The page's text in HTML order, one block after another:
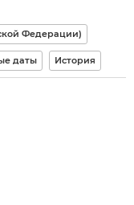
Федерации)
даты История